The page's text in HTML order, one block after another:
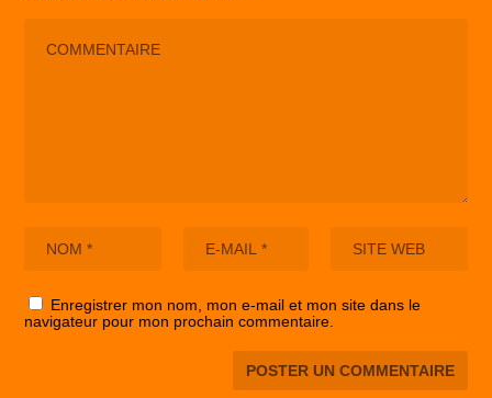
Enregistrer mon nom, mon e-mail et mon site dans le
navigateur pour mon prochain commentaire.